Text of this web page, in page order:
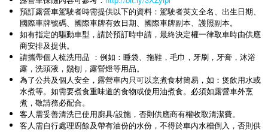
預訂露營車駕駛者時需提供以下的資料：駕駛者英文全名、出生日期、
國際車牌號碼、國際車牌有效日期、國際車牌副本、護照副本。
如有指定的驅動車型，請於預訂時申請，最終決定權一律取車時由供應
商安排及提供。
請攜帶個人梳洗用品 ：例如：睡袋、拖鞋，毛巾，牙刷，牙膏，沐浴
露，洗頭液，鬚刨，露營燈等用品。
為了公共及個人安全，露營車內只可以烹煮食材簡易，如：煲飲用水或
水煮等。如需要煮食重味道的食物或使用油煮食。必須如露營車外烹
煮，‪敬請務必配合。
客人需妥善清洗已使用廚具/設施，否則供應商有權收取清潔費。
客人需自行處理廚餘及帶有油份的水份，不得於車內水槽倒入，否則供